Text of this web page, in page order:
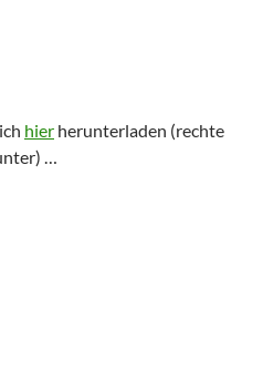
hier herunterladen (rechte
…